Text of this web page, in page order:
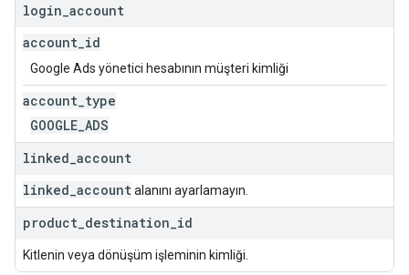
login account
account id
Google Ads yönetici hesabının müşteri kimliği
account type
GOOGLE ADS
linked account
linked accountalanını ayarlamayın.
product destination id
Kitlenin veya dönüşüm işleminin kimliği.